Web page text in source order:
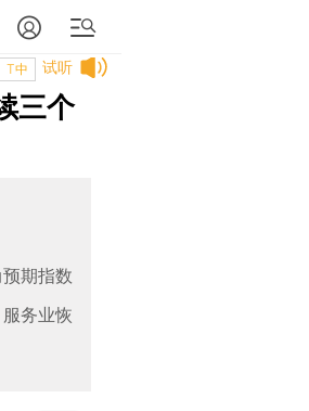
试听
T中
三个
期指数
务业恢